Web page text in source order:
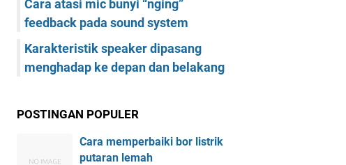
Cara atasi mic bunyi “nging”
feedback pada sound system
Karakteristik speaker dipasang
menghadap ke depan dan belakang
POSTINGAN POPULER
Cara memperbaiki bor listrik
putaran lemah